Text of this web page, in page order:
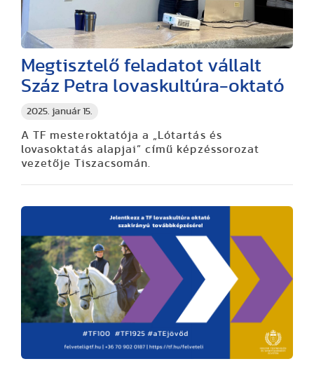
2025. január 15.
Megtisztelő feladatot vállalt
Száz Petra lovaskultúra-oktató
A TF mesteroktatója a „Lótartás és
lovasoktatás alapjai” című képzéssorozat
vezetője Tiszacsomán.